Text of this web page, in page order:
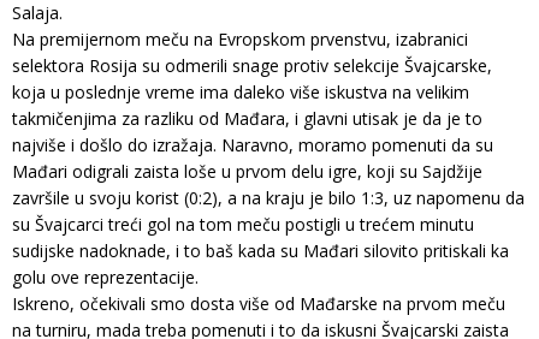
Salaja.
Na premijernom meču na Evropskom prvenstvu, izabranici
selektora Rosija su odmerili snage protiv selekcije Švajcarske,
koja u poslednje vreme ima daleko više iskustva na velikim
takmičenjima za razliku od Mađara, i glavni utisak je da je to
najviše i došlo do izražaja. Naravno, moramo pomenuti da su
Mađari odigrali zaista loše u prvom delu igre, koji su Sajdžije
završile u svoju korist (0:2), a na kraju je bilo 1:3, uz napomenu da
su Švajcarci treći gol na tom meču postigli u trećem minutu
sudijske nadoknade, i to baš kada su Mađari silovito pritiskali ka
golu ove reprezentacije.
Iskreno, očekivali smo dosta više od Mađarske na prvom meču
na turniru, mada treba pomenuti i to da iskusni Švajcarski zaista